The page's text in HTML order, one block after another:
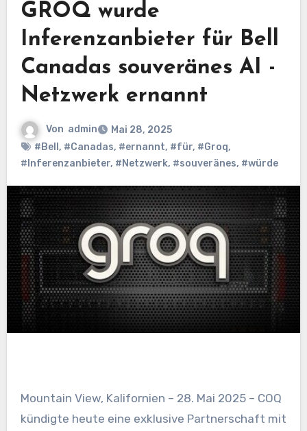
GROQ wurde
Inferenzanbieter für Bell
Canadas souveränes AI -
Netzwerk ernannt
Von admin
Mai 28, 2025
#Bell , #Canadas, #ernannt, #für, #Groq,
#Inferenzanbieter, #Netzwerk, #souveränes, #würde
Mountain View, Kalifornien – 28. Mai 2025 – COQ
kündigte heute eine exklusive Partnerschaft mit